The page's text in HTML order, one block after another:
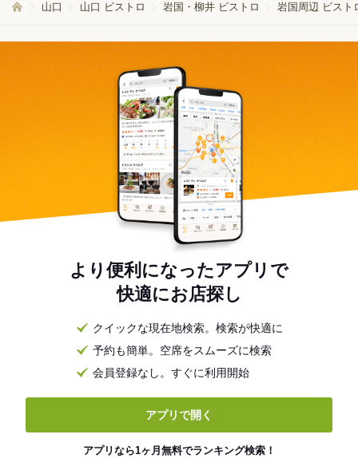
山口 山口 ビストロ 岩国・柳井 ビストロ 岩国周辺 ビスト
より便利になったアプリで
快適にお店探し
クイックな現在地検索。検索が快適に
予約も簡単。空席をスムーズに検索
会員登録なし。すぐに利用開始
アプリで開く
アプリなら1ヶ月無料でランキング検索！